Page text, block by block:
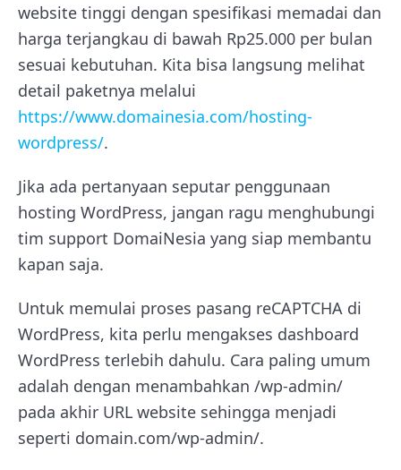
website tinggi dengan spesifikasi memadai dan
harga terjangkau di bawah Rp25.000 per bulan
sesuai kebutuhan. Kita bisa langsung melihat
detail paketnya melalui
https://www.domainesia.com/hosting-
wordpress/.
Jika ada pertanyaan seputar penggunaan
hosting WordPress, jangan ragu menghubungi
tim support DomaiNesia yang siap membantu
kapan saja.
Untuk memulai proses pasang reCAPTCHA di
WordPress, kita perlu mengakses dashboard
WordPress terlebih dahulu. Cara paling umum
adalah dengan menambahkan /wp-admin/
pada akhir URL website sehingga menjadi
seperti domain.com/wp-admin/.